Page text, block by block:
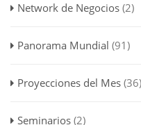
Network de Negocios (2)
Panorama Mundial (91)
Proyecciones del Mes (36)
Seminarios (2)